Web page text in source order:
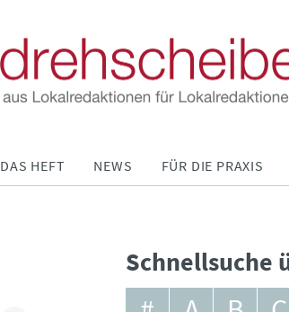
DAS HEFT NEWS FÜR DIE PRAXIS
Schnellsuche